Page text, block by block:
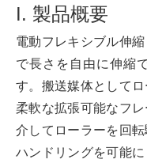
I. 製品概要
電動フレキシブル伸
で長さを自由に伸縮
す。搬送媒体として
柔軟な拡張可能なフ
介してローラーを回
ハンドリングを可能